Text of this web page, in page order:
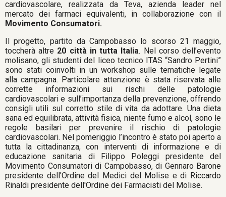
cardiovascolare, realizzata da Teva, azienda leader nel
mercato dei farmaci equivalenti, in collaborazione con il
Movimento Consumatori.
Il progetto, partito da Campobasso lo scorso 21 maggio,
toccherà altre 20 città in tutta Italia. Nel corso dell’evento
molisano, gli studenti del liceo tecnico ITAS “Sandro Pertini”
sono stati coinvolti in un workshop sulle tematiche legate
alla campagna. Particolare attenzione è stata riservata alle
corrette informazioni sui rischi delle patologie
cardiovascolari e sull’importanza della prevenzione, offrendo
consigli utili sul corretto stile di vita da adottare. Una dieta
sana ed equilibrata, attività fisica, niente fumo e alcol, sono le
regole basilari per prevenire il rischio di patologie
cardiovascolari. Nel pomeriggio l’incontro è stato poi aperto a
tutta la cittadinanza, con interventi di informazione e di
educazione sanitaria di Filippo Poleggi presidente del
Movimento Consumatori di Campobasso, di Gennaro Barone
presidente dell'Ordine del Medici del Molise e di Riccardo
Rinaldi presidente dell'Ordine dei Farmacisti del Molise.